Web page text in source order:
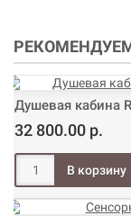
Душевая кабина
32 800.00 р.